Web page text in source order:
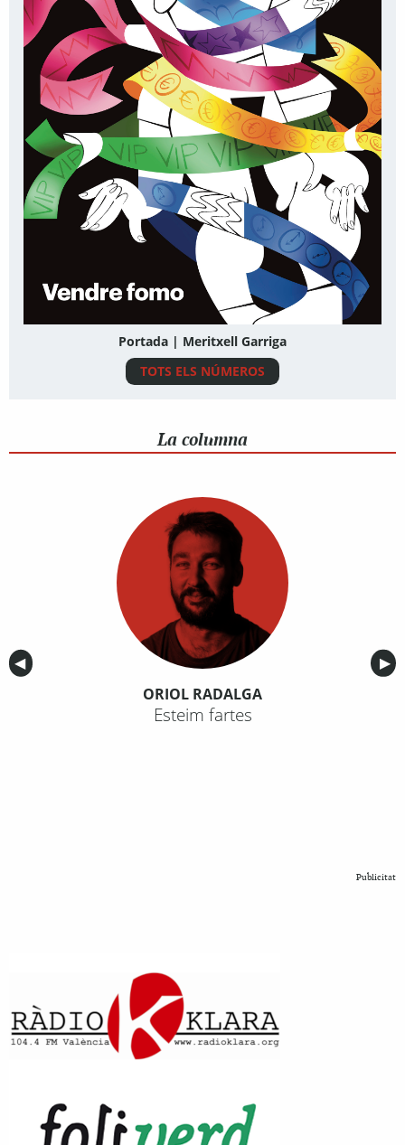
Portada | Meritxell Garriga
TOTS ELS NÚMEROS
La columna
Anterior
◀︎ ▶︎
ORIOL RADALGA
Esteim fartes
Publicitat